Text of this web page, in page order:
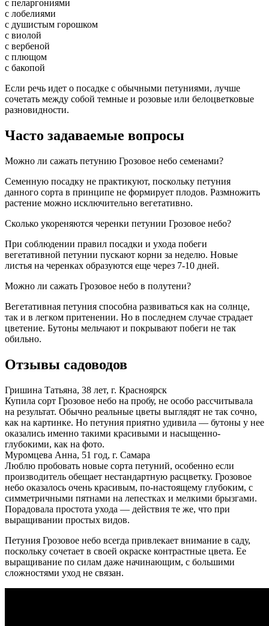
с пеларгониями
с лобелиями
с душистым горошком
с виолой
с вербеной
с плющом
с бакопой
Если речь идет о посадке с обычными петуниями, лучше
сочетать между собой темные и розовые или белоцветковые
разновидности.
Часто задаваемые вопросы
Можно ли сажать петунию Грозовое небо семенами?
Семенную посадку не практикуют, поскольку петуния
данного сорта в принципе не формирует плодов. Размножить
растение можно исключительно вегетативно.
Сколько укореняются черенки петунии Грозовое небо?
При соблюдении правил посадки и ухода побеги
вегетативной петунии пускают корни за неделю. Новые
листья на черенках образуются еще через 7-10 дней.
Можно ли сажать Грозовое небо в полутени?
Вегетативная петуния способна развиваться как на солнце,
так и в легком притенении. Но в последнем случае страдает
цветение. Бутоны мельчают и покрывают побеги не так
обильно.
Отзывы садоводов
Гришина Татьяна, 38 лет, г. Красноярск
Купила сорт Грозовое небо на пробу, не особо рассчитывала
на результат. Обычно реальные цветы выглядят не так сочно,
как на картинке. Но петуния приятно удивила — бутоны у нее
оказались именно такими красивыми и насыщенно-
глубокими, как на фото.
Муромцева Анна, 51 год, г. Самара
Люблю пробовать новые сорта петуний, особенно если
производитель обещает нестандартную расцветку. Грозовое
небо оказалось очень красивым, по-настоящему глубоким, с
симметричными пятнами на лепестках и мелкими брызгами.
Порадовала простота ухода — действия те же, что при
выращивании простых видов.
Петуния Грозовое небо всегда привлекает внимание в саду,
поскольку сочетает в своей окраске контрастные цвета. Ее
выращивание по силам даже начинающим, с большими
сложностями уход не связан.